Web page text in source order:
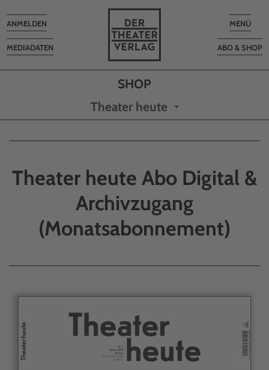
Toggle
MENÜ
ABO & SHOP
MEDIADATEN
Toggle
navigation
ANMELDEN
Theater heute
Theater heute Abo Digital &
Archivzugang
(Monatsabonnement)